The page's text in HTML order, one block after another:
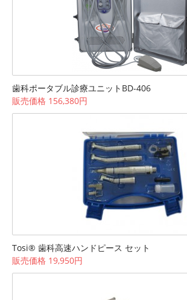
歯科ポータブル診療ユニットBD-406
販売価格 156,380円
Tosi® 歯科高速ハンドピース セット
販売価格 19,950円